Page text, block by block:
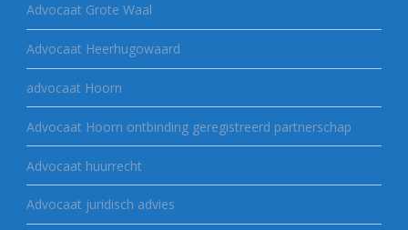
Advocaat Grote Waal
Advocaat Heerhugowaard
advocaat Hoorn
Advocaat Hoorn ontbinding geregistreerd partnerschap
Advocaat huurrecht
Advocaat juridisch advies